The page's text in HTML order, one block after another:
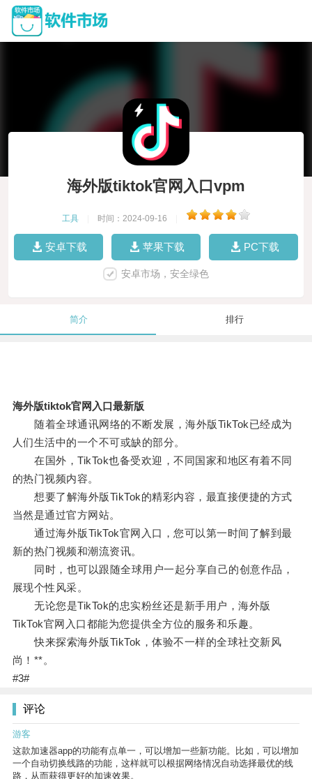
海外版tiktok官网入口vpm
工具 时间：2024-09-16
安卓下载 苹果下载 PC下载
安卓市场，安全绿色
简介 排行
海外版tiktok官网入口最新版
随着全球通讯网络的不断发展，海外版TikTok已经成为
人们生活中的一个不可或缺的部分。
在国外，TikTok也备受欢迎，不同国家和地区有着不同
的热门视频内容。
想要了解海外版TikTok的精彩内容，最直接便捷的方式
当然是通过官方网站。
通过海外版TikTok官网入口，您可以第一时间了解到最
新的热门视频和潮流资讯。
同时，也可以跟随全球用户一起分享自己的创意作品，
展现个性风采。
无论您是TikTok的忠实粉丝还是新手用户，海外版
TikTok官网入口都能为您提供全方位的服务和乐趣。
快来探索海外版TikTok，体验不一样的全球社交新风
尚！**。
#3#
评论
游客
这款加速器app的功能有点单一，可以增加一些新功能。比如，可以增加
一个自动切换线路的功能，这样就可以根据网络情况自动选择最优的线
路，从而获得更好的加速效果。